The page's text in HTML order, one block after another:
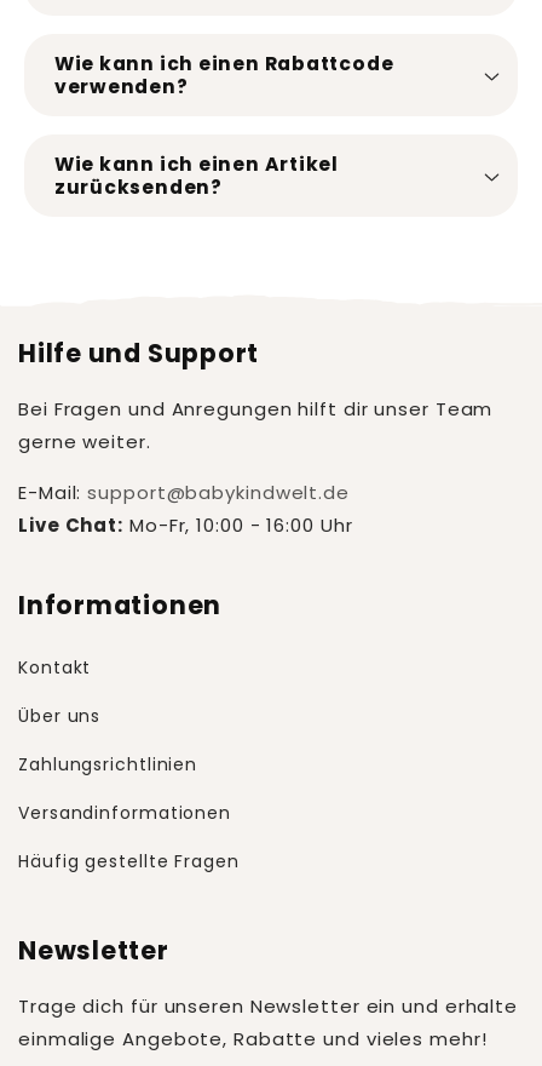
Wie kann ich einen Rabattcode
verwenden?
Wie kann ich einen Artikel
zurücksenden?
Hilfe und Support
Bei Fragen und Anregungen hilft dir unser Team
gerne weiter.
E-Mail:support@babykindwelt.de
Live Chat: Mo-Fr, 10:00 - 16:00 Uhr
Informationen
Kontakt
Über uns
Zahlungsrichtlinien
Versandinformationen
Häufig gestellte Fragen
Newsletter
Trage dich für unseren Newsletter ein und erhalte
einmalige Angebote, Rabatte und vieles mehr!